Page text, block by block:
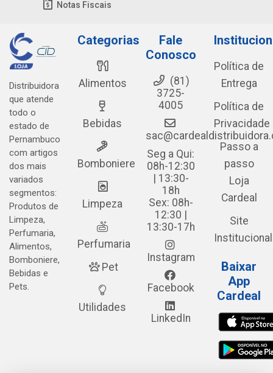
Notas Fiscais
Distribuidora
que atende
todo o
estado de
Pernambuco
com artigos
dos mais
variados
segmentos:
Produtos de
Limpeza,
Perfumaria,
Alimentos,
Bomboniere,
Bebidas e
Pets.
Categorias
Alimentos
Bebidas
Bomboniere
Limpeza
Perfumaria
Pet
Utilidades
Fale
Conosco
(81)
3725-
4005
Seg a Qui:
08h-12:30
| 13:30-
18h
Sex: 08h-
12:30 |
13:30-17h
Instagram
Facebook
LinkedIn
Política de
Entrega
Política de
Privacidade
Passo a
passo
Loja
Cardeal
Site
Institucional
Baixar
App
Cardeal